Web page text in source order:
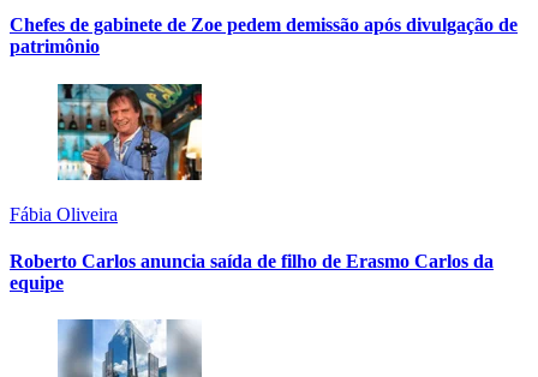
Chefes de gabinete de Zoe pedem demissão após divulgação de
patrimônio
Fábia Oliveira
Roberto Carlos anuncia saída de filho de Erasmo Carlos da
equipe